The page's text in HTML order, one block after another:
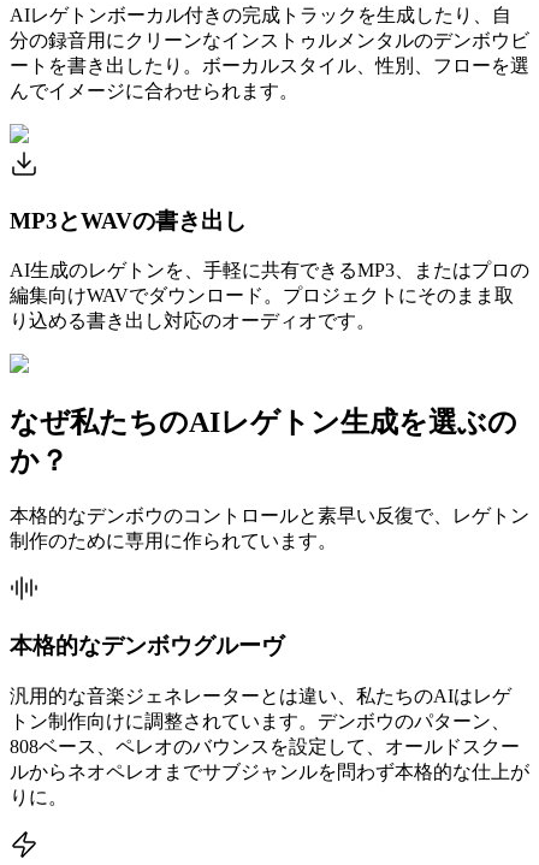
AIレゲトンボーカル付きの完成トラックを生成したり、自
分の録音用にクリーンなインストゥルメンタルのデンボウビ
ートを書き出したり。ボーカルスタイル、性別、フローを選
んでイメージに合わせられます。
MP3とWAVの書き出し
AI生成のレゲトンを、手軽に共有できるMP3、またはプロの
編集向けWAVでダウンロード。プロジェクトにそのまま取
り込める書き出し対応のオーディオです。
なぜ私たちのAIレゲトン生成を選ぶの
か？
本格的なデンボウのコントロールと素早い反復で、レゲトン
制作のために専用に作られています。
本格的なデンボウグルーヴ
汎用的な音楽ジェネレーターとは違い、私たちのAIはレゲ
トン制作向けに調整されています。デンボウのパターン、
808ベース、ペレオのバウンスを設定して、オールドスクー
ルからネオペレオまでサブジャンルを問わず本格的な仕上が
りに。